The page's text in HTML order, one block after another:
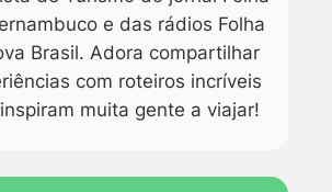
e das rádios Folha
Brasil. Adora compartilhar
com roteiros incríveis
muita gente a viajar!